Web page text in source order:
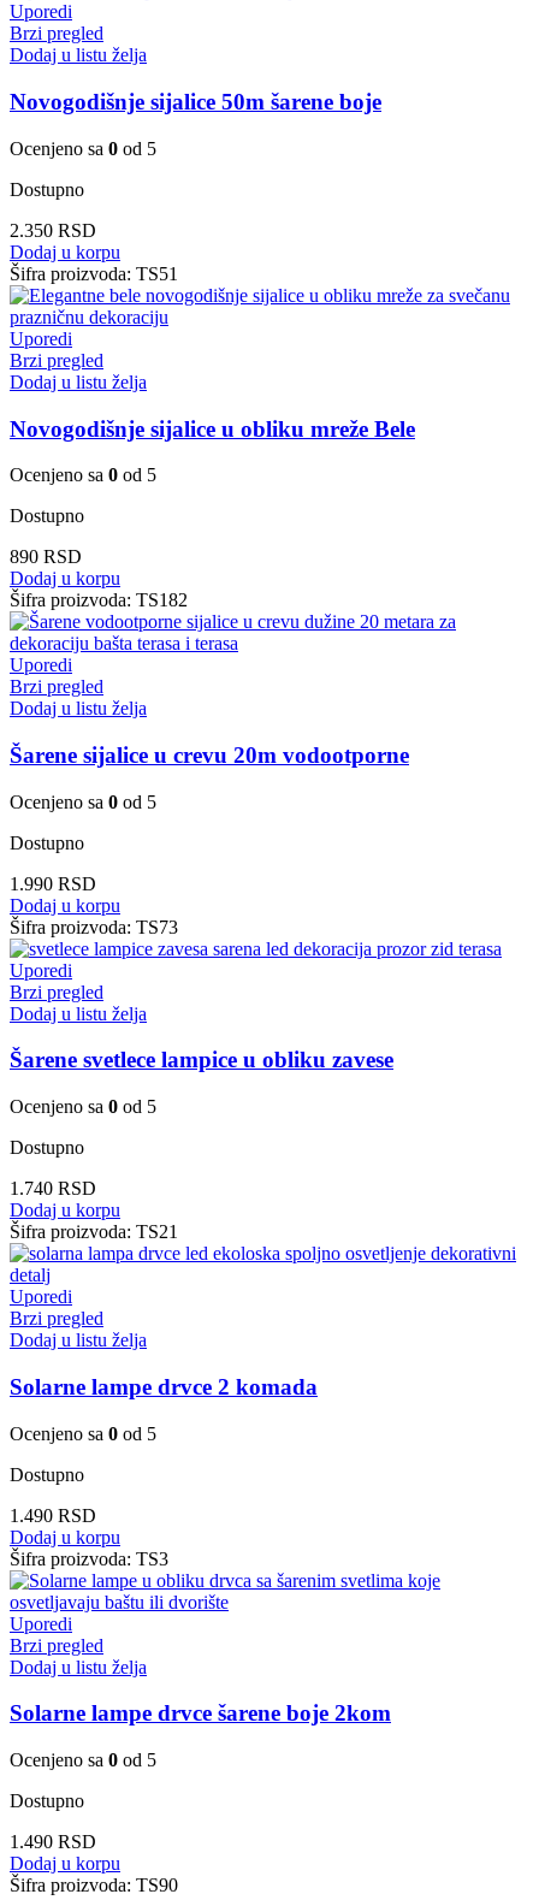
Uporedi
Brzi pregled
Dodaj u listu želja
Novogodišnje sijalice 50m šarene boje
Ocenjeno sa 0 od 5
Dostupno
2.350 RSD
Dodaj u korpu
Šifra proizvoda: TS51
Uporedi
Brzi pregled
Dodaj u listu želja
Novogodišnje sijalice u obliku mreže Bele
Ocenjeno sa 0 od 5
Dostupno
890 RSD
Dodaj u korpu
Šifra proizvoda: TS182
Uporedi
Brzi pregled
Dodaj u listu želja
Šarene sijalice u crevu 20m vodootporne
Ocenjeno sa 0 od 5
Dostupno
1.990 RSD
Dodaj u korpu
Šifra proizvoda: TS73
Uporedi
Brzi pregled
Dodaj u listu želja
Šarene svetlece lampice u obliku zavese
Ocenjeno sa 0 od 5
Dostupno
1.740 RSD
Dodaj u korpu
Šifra proizvoda: TS21
Uporedi
Brzi pregled
Dodaj u listu želja
Solarne lampe drvce 2 komada
Ocenjeno sa 0 od 5
Dostupno
1.490 RSD
Dodaj u korpu
Šifra proizvoda: TS3
Uporedi
Brzi pregled
Dodaj u listu želja
Solarne lampe drvce šarene boje 2kom
Ocenjeno sa 0 od 5
Dostupno
1.490 RSD
Dodaj u korpu
Šifra proizvoda: TS90